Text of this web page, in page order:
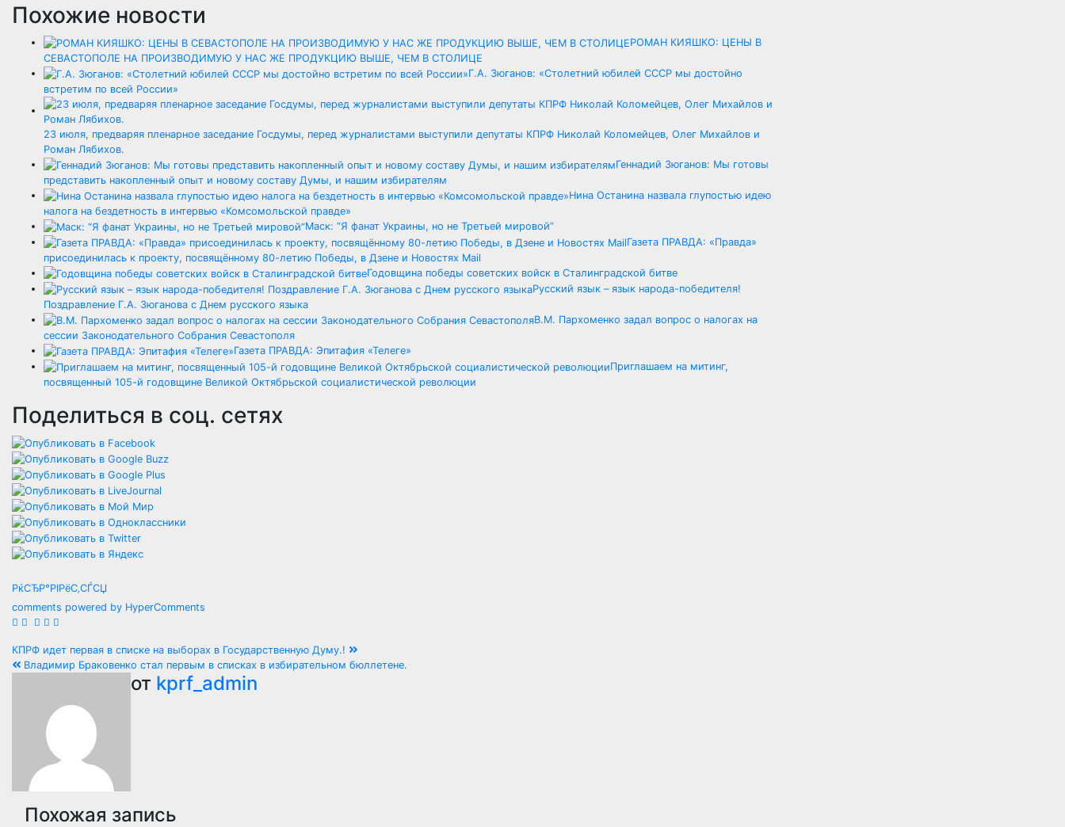
Похожие новости
РОМАН КИЯШКО: ЦЕНЫ В
СЕВАСТОПОЛЕ НА ПРОИЗВОДИМУЮ У НАС ЖЕ ПРОДУКЦИЮ ВЫШЕ, ЧЕМ В СТОЛИЦЕ
Г.А. Зюганов: «Столетний юбилей СССР мы достойно
встретим по всей России»
23 июля, предваряя пленарное заседание Госдумы, перед журналистами выступили депутаты КПРФ Николай Коломейцев, Олег Михайлов и
Роман Лябихов.
Геннадий Зюганов: Мы готовы
представить накопленный опыт и новому составу Думы, и нашим избирателям
Нина Останина назвала глупостью идею
налога на бездетность в интервью «Комсомольской правде»
Маск: “Я фанат Украины, но не Третьей мировой”
Газета ПРАВДА: «Правда»
присоединилась к проекту, посвящённому 80-летию Победы, в Дзене и Новостях Mail
Годовщина победы советских войск в Сталинградской битве
Русский язык – язык народа-победителя!
Поздравление Г.А. Зюганова с Днем русского языка
В.М. Пархоменко задал вопрос о налогах на
сессии Законодательного Собрания Севастополя
Газета ПРАВДА: Эпитафия «Телеге»
Приглашаем на митинг,
посвященный 105-й годовщине Великой Октябрьской социалистической революции
Поделиться в соц. сетях
РќСЂР°РІРёС‚СЃСЏ
comments powered by HyperComments
Навигация
записям
КПРФ идет первая в списке на выборах в Государственную Думу.!
Владимир Браковенко стал первым в списках в избирательном бюллетене.
от kprf_admin
Похожая запись